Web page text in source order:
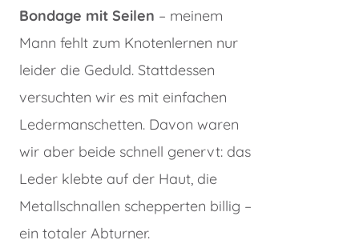
Bondage mit Seilen – meinem
Mann fehlt zum Knotenlernen nur
leider die Geduld. Stattdessen
versuchten wir es mit einfachen
Ledermanschetten. Davon waren
wir aber beide schnell genervt: das
Leder klebte auf der Haut, die
Metallschnallen schepperten billig –
ein totaler Abturner.